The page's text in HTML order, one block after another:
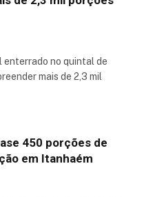
enterrado no quintal de
mais de 2,3 mil
450 porções de
em Itanhaém